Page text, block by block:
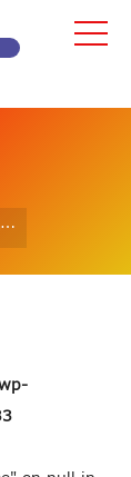
aoi’s_house2